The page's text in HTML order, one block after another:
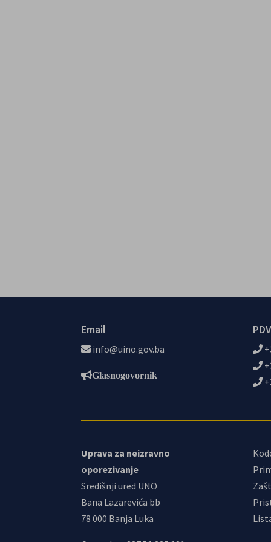
Email
info@uino.gov.ba
Glasnogovornik
Uprava za neizravno
oporezivanje
Središnji ured UNO
Bana Lazarevića bb
78 000 Banja Luka